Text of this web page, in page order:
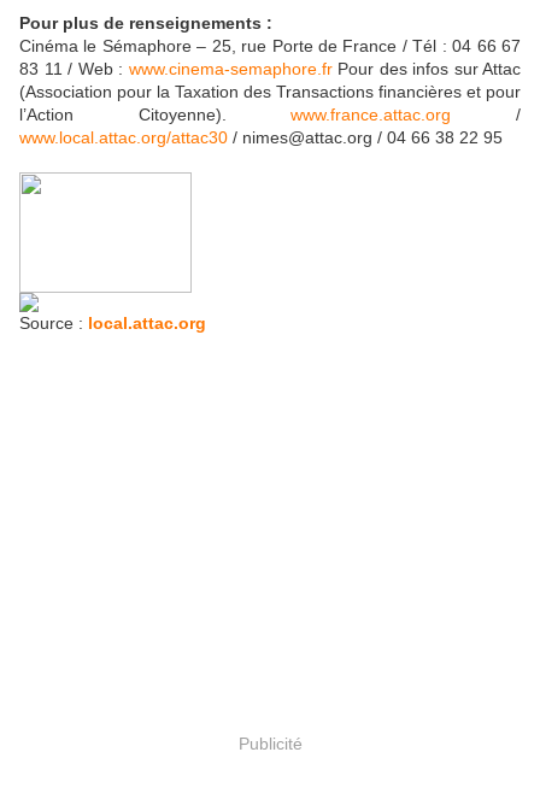
Pour plus de renseignements :
Cinéma le Sémaphore – 25, rue Porte de France / Tél : 04 66 67
83 11 / Web : www.cinema-semaphore.frPour des infos sur Attac
(Association pour la Taxation des Transactions financières et pour
l’Action Citoyenne).www.france.attac.org /
www.local.attac.org/attac30 / nimes@attac.org / 04 66 38 22 95
Source : local.attac.org
Publicité